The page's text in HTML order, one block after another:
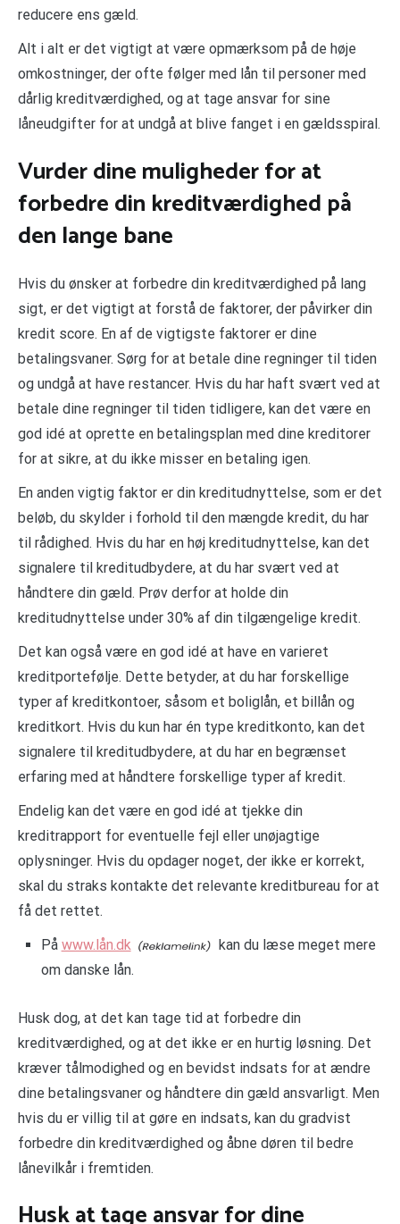
reducere ens gæld.
Alt i alt er det vigtigt at være opmærksom på de høje
omkostninger, der ofte følger med lån til personer med
dårlig kreditværdighed, og at tage ansvar for sine
låneudgifter for at undgå at blive fanget i en gældsspiral.
Vurder dine muligheder for at
forbedre din kreditværdighed på
den lange bane
Hvis du ønsker at forbedre din kreditværdighed på lang
sigt, er det vigtigt at forstå de faktorer, der påvirker din
kredit score. En af de vigtigste faktorer er dine
betalingsvaner. Sørg for at betale dine regninger til tiden
og undgå at have restancer. Hvis du har haft svært ved at
betale dine regninger til tiden tidligere, kan det være en
god idé at oprette en betalingsplan med dine kreditorer
for at sikre, at du ikke misser en betaling igen.
En anden vigtig faktor er din kreditudnyttelse, som er det
beløb, du skylder i forhold til den mængde kredit, du har
til rådighed. Hvis du har en høj kreditudnyttelse, kan det
signalere til kreditudbydere, at du har svært ved at
håndtere din gæld. Prøv derfor at holde din
kreditudnyttelse under 30% af din tilgængelige kredit.
Det kan også være en god idé at have en varieret
kreditportefølje. Dette betyder, at du har forskellige
typer af kreditkontoer, såsom et boliglån, et billån og
kreditkort. Hvis du kun har én type kreditkonto, kan det
signalere til kreditudbydere, at du har en begrænset
erfaring med at håndtere forskellige typer af kredit.
Endelig kan det være en god idé at tjekke din
kreditrapport for eventuelle fejl eller unøjagtige
oplysninger. Hvis du opdager noget, der ikke er korrekt,
skal du straks kontakte det relevante kreditbureau for at
få det rettet.
På www.lån.dk
kan du læse meget mere
om danske lån.
Husk dog, at det kan tage tid at forbedre din
kreditværdighed, og at det ikke er en hurtig løsning. Det
kræver tålmodighed og en bevidst indsats for at ændre
dine betalingsvaner og håndtere din gæld ansvarligt. Men
hvis du er villig til at gøre en indsats, kan du gradvist
forbedre din kreditværdighed og åbne døren til bedre
lånevilkår i fremtiden.
Husk at tage ansvar for dine